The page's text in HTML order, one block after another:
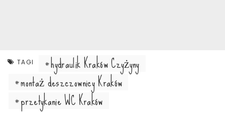
TAGI
hydraulik Kraków Czyżyny
montaż deszczownicy Kraków
przetykanie WC Kraków